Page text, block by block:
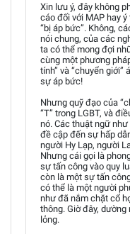
Xin lưu ý, đây không
cáo đối với MAP hay
“bị áp bức”. Không,
nói chung, của các
ta có thể mong đợi
cùng một phương
tính” và “chuyển
sự áp bức!
Nhưng quỹ đạo của
“T” trong LGBT, và
nó. Các thuật ngữ như
đề cập đến sự hấp
người Hy Lạp, người
Nhưng cái gọi là
sự tấn công vào quy
còn là một sự tấn
có thể là một người
như đã nắm chặt cổ
thông. Giờ đây,
lỏng.